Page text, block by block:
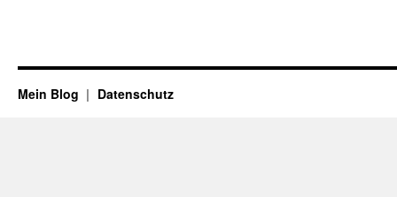
Mein Blog Datenschutz